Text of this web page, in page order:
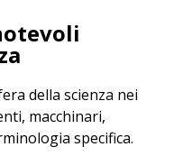
della scienza nei
macchinari,
specifica.